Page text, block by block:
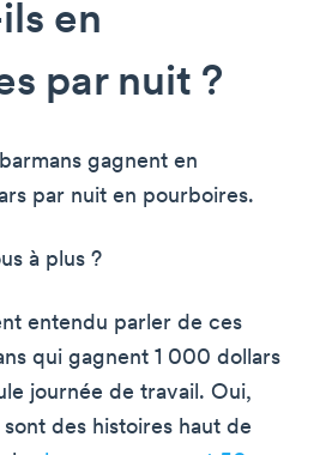
en
par nuit ?
gagnent en
par nuit en pourboires.
à plus ?
entendu parler de ces
qui gagnent 1 000 dollars
journée de travail. Oui,
des histoires haut de